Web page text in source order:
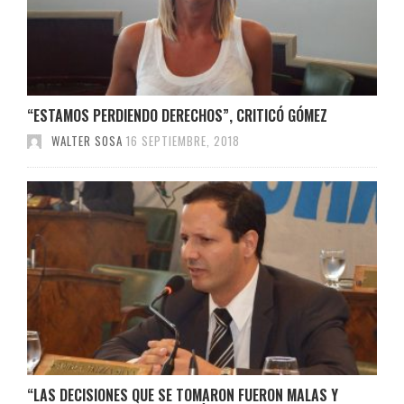
“ESTAMOS PERDIENDO DERECHOS”, CRITICÓ GÓMEZ
WALTER SOSA 16 SEPTIEMBRE, 2018
“LAS DECISIONES QUE SE TOMARON FUERON MALAS Y